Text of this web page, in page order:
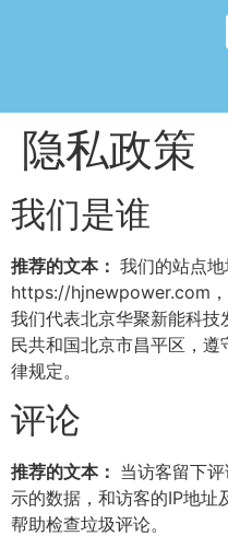
隐私政策
我们是谁
推荐的文本： 我们的站点地
https://hjnewpower.com，
我们代表北京华聚新能科技
民共和国北京市昌平区，
律规定。
评论
推荐的文本： 当访客留下
示的数据，和访客的IP地
帮助检查垃圾评论。